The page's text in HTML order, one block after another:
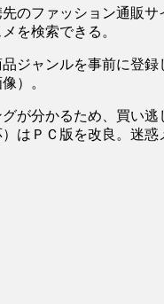
のファッション通販
を検索できる。
ジャンルを事前に
）。
が分かるため、買い逃
はＰＣ版を改良。迷